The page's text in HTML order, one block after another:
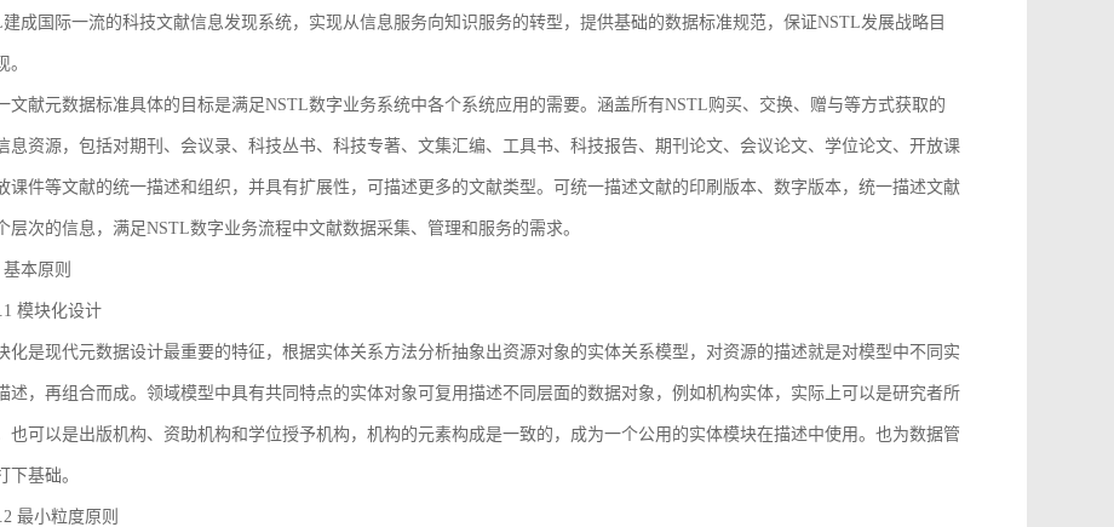
建成国际一流的科技文献信息发现系统，实现从信息服务向知识服务的转型，提供基础的数据标准规范，保证NSTL发展战略目
。
文献元数据标准具体的目标是满足NSTL数字业务系统中各个系统应用的需要。涵盖所有NSTL购买、交换、赠与等方式获取的
息资源，包括对期刊、会议录、科技丛书、科技专著、文集汇编、工具书、科技报告、期刊论文、会议论文、学位论文、开放课
课件等文献的统一描述和组织，并具有扩展性，可描述更多的文献类型。可统一描述文献的印刷版本、数字版本，统一描述文献
层次的信息，满足NSTL数字业务流程中文献数据采集、管理和服务的需求。
基本原则
模块化设计
化是现代元数据设计最重要的特征，根据实体关系方法分析抽象出资源对象的实体关系模型，对资源的描述就是对模型中不同实
述，再组合而成。领域模型中具有共同特点的实体对象可复用描述不同层面的数据对象，例如机构实体，实际上可以是研究者所
也可以是出版机构、资助机构和学位授予机构，机构的元素构成是一致的，成为一个公用的实体模块在描述中使用。也为数据管
下基础。
最小粒度原则